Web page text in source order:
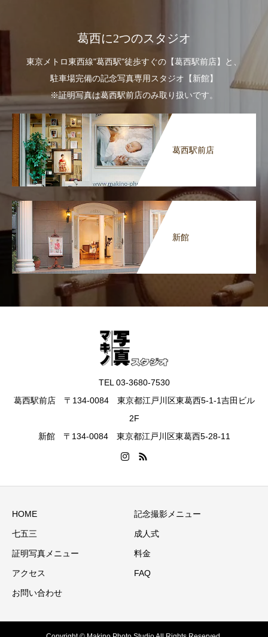
葛西に2つのスタジオ
東京メトロ東西線"葛西駅"徒歩すぐの【葛西駅前店】と、
駐車場完備の記念写真専用スタジオ【新館】
※証明写真は葛西駅前店のみ取り扱いです。
葛西駅前店
新館
TEL 03-3680-7530
葛西駅前店 〒134-0084 東京都江戸川区東葛西5-1-1吉田ビル
2F
新館 〒134-0084 東京都江戸川区東葛西5-28-11
HOME 記念撮影メニュー
七五三 成人式
証明写真メニュー 料金
アクセス FAQ
お問い合わせ